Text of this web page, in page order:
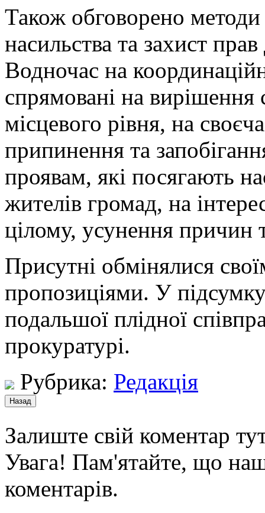
Також обговорено
насильства та захист прав
Водночас на
спрямовані на
місцевого рівня, на
припинення та
проявам, які посягають
жителів громад, на
цілому, усунення
Присутні обмінялися
пропозиціями. У
подальшої плідної
прокуратурі.
Рубрика: Редакція
Залиште свій коментар
Увага! Пам'ятайте, що
коментарів.